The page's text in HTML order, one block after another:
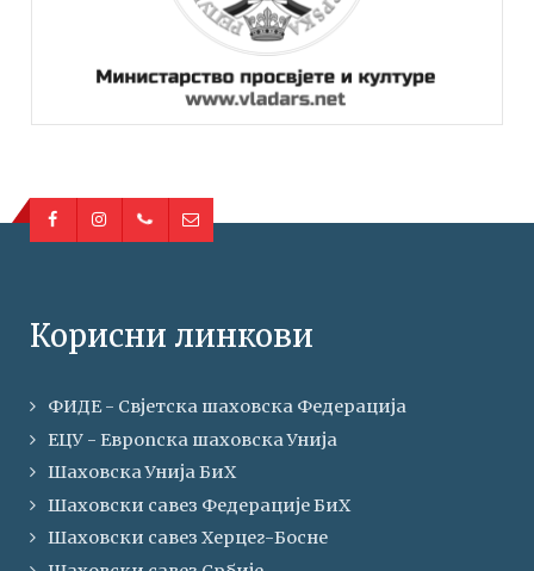
Корисни линкови
ФИДЕ - Свјетска шаховска Федерација
ЕЦУ - Европска шаховска Унија
Шаховска Унија БиХ
Шаховски савез Федерације БиХ
Шаховски савез Херцег-Босне